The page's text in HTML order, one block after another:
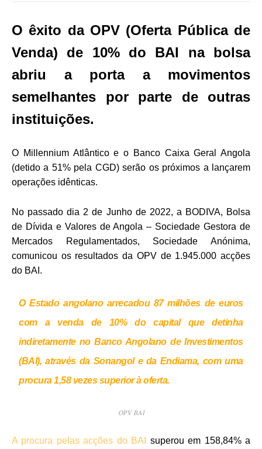
O êxito da OPV (Oferta Pública de
Venda) de 10% do BAI na bolsa
abriu a porta a movimentos
semelhantes por parte de outras
instituições.
O Millennium Atlântico e o Banco Caixa Geral Angola
(detido a 51% pela CGD) serão os próximos a lançarem
operações idênticas.
No passado dia 2 de Junho de 2022, a BODIVA, Bolsa
de Dívida e Valores de Angola – Sociedade Gestora de
Mercados Regulamentados, Sociedade Anónima,
comunicou os resultados da OPV de 1.945.000 acções
do BAI.
O Estado angolano arrecadou 87 milhões de euros
com a venda de 10% do capital que detinha
indiretamente no Banco Angolano de Investimentos
(BAI), através da Sonangol e da Endiama, com uma
procura 1,58 vezes superior à oferta.
OPV BAI
A procura pelas acções do BAI
superou em 158,84% a